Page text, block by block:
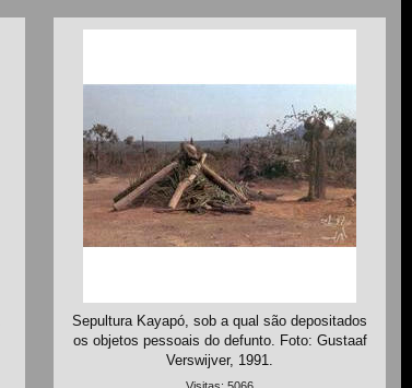
Sepultura Kayapó, sob a qual são depositados
os objetos pessoais do defunto. Foto: Gustaaf
Verswijver, 1991.